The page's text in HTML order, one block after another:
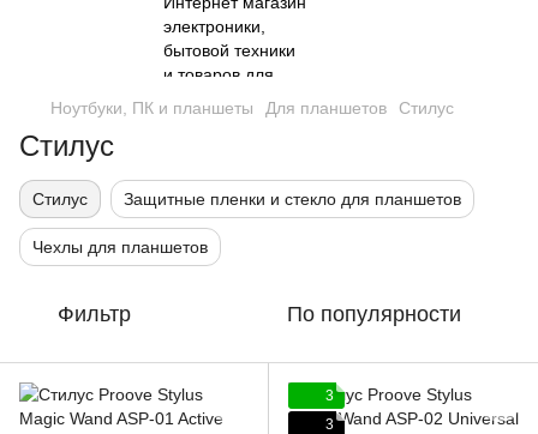
Ноутбуки, ПК и планшеты Для планшетов Стилус
Стилус
Стилус Защитные пленки и стекло для планшетов
Чехлы для планшетов
Фильтр По популярности
3
3